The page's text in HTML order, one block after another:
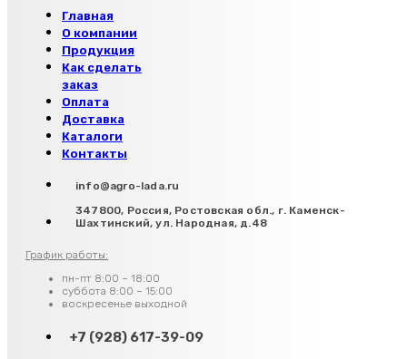
Главная
О компании
Продукция
Как сделать
заказ
Оплата
Доставка
Каталоги
Контакты
info@agro-lada.ru
347800, Россия, Ростовская обл., г. Каменск-
Шахтинский, ул. Народная, д.48
График работы:
пн-пт 8:00 – 18:00
суббота 8:00 – 15:00
воскресенье выходной
+7 (928) 617-39-09